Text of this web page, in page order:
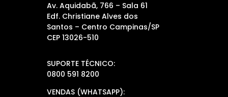
Av. Aquidabã, 766 – Sala 61
Edf. Christiane Alves dos
Santos – Centro Campinas/SP
CEP 13026-510
SUPORTE TÉCNICO:
0800 591 8200
VENDAS (WHATSAPP):